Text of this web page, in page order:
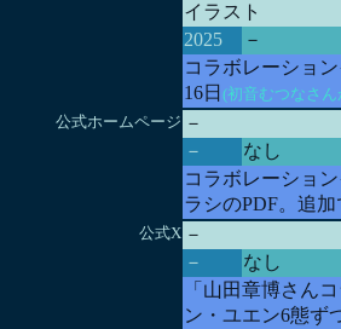
イラスト
2025
－
コラボレーショ
16日 (初音むつなさ
公式ホームページ －
－
なし
コラボレーショ
ラシのPDF。追
公式X －
－
なし
「山田章博さん
ン・ユエン6態ず